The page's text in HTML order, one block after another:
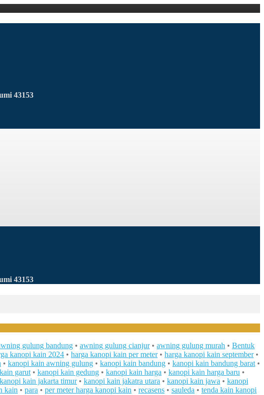
43153
43153
gulung bandung • awning gulung cianjur• awning gulung murah • Bentuk
kanopi kain 2024 • harga kanopi kain per meter• harga kanopi kain september•
• kanopi kain awning gulung • kanopi kain bandung • kanopi kain bandung barat •
garut • kanopi kain gedung • kanopi kain harga • kanopi kain harga baru •
kanopi kain jakarta timur• kanopi kain jakatra utara • kanopi kain jawa • kanopi
kain • para • per meter harga kanopi kain • recasens • sauleda • tenda kain kanopi